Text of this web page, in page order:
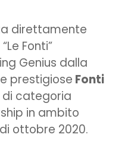
direttamente
Fonti”
Genius dalla
prestigiose Fonti
di categoria
in ambito
ottobre 2020.